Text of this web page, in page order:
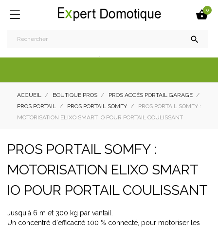
0

ACCUEIL BOUTIQUE PROS
PROS ACCÈS PORTAIL GARAGE
PROS PORTAIL
PROS PORTAIL SOMFY
PROS PORTAIL SOMFY :
MOTORISATION ELIXO SMART IO POUR PORTAIL COULISSANT
PROS PORTAIL SOMFY :
MOTORISATION ELIXO SMART
IO POUR PORTAIL COULISSANT
Jusqu'à 6 m et 300 kg par vantail.
Un concentré d'efficacité 100 % connecté, pour motoriser les